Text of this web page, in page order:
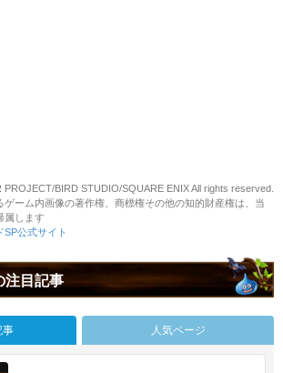
BIRD STUDIO/SQUARE ENIX All rights reserved.
ーム内画像の著作権、商標権その他の知的財産権は、当
属します
公式サイト
注目記事
事 人気ページ